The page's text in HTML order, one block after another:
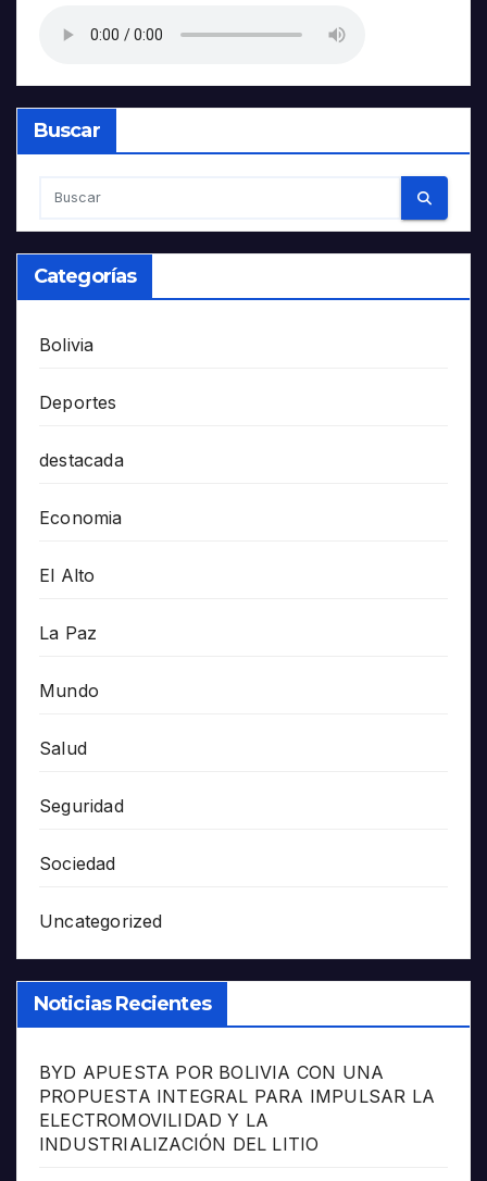
Buscar
Categorías
Bolivia
Deportes
destacada
Economia
El Alto
La Paz
Mundo
Salud
Seguridad
Sociedad
Uncategorized
Noticias Recientes
BYD APUESTA POR BOLIVIA CON UNA
PROPUESTA INTEGRAL PARA IMPULSAR LA
ELECTROMOVILIDAD Y LA
INDUSTRIALIZACIÓN DEL LITIO